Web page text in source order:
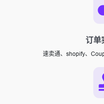
订单
速卖通、shopify、